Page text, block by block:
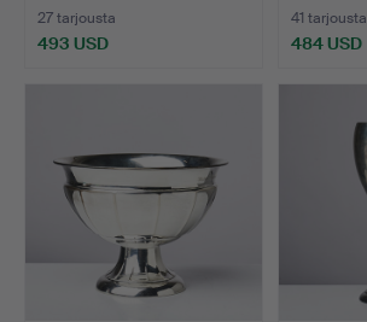
27 tarjousta
493 USD
41 tarjousta
484 USD